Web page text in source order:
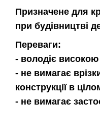
Призначене для
при будівництві
Переваги:
- володіє
- не вимагає
конструкції в
- не вимагає